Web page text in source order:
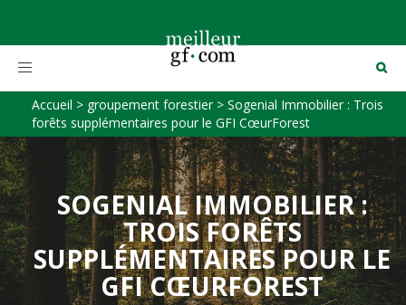
Toggle
Accueil > groupement forestier> Sogenial Immobilier : Trois
forêts supplémentaires pour le GFI CœurForest
SOGENIAL IMMOBILIER :
TROIS FORÊTS
SUPPLÉMENTAIRES POUR LE
GFI CŒURFOREST